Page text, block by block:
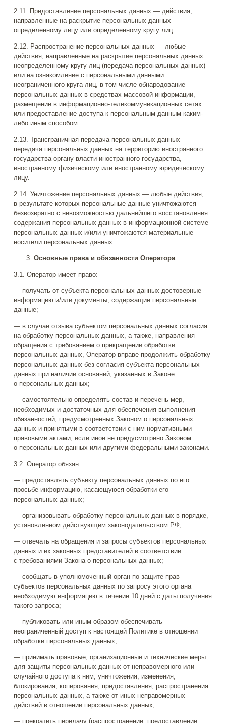
2.11. Предоставление персональных данных — действия,
направленные на раскрытие персональных данных
определенному лицу или определенному кругу лиц.
2.12. Распространение персональных данных — любые
действия, направленные на раскрытие персональных данных
неопределенному кругу лиц (передача персональных данных)
или на ознакомление с персональными данными
неограниченного круга лиц, в том числе обнародование
персональных данных в средствах массовой информации,
размещение в информационно-телекоммуникационных сетях
или предоставление доступа к персональным данным каким-
либо иным способом.
2.13. Трансграничная передача персональных данных —
передача персональных данных на территорию иностранного
государства органу власти иностранного государства,
иностранному физическому или иностранному юридическому
лицу.
2.14. Уничтожение персональных данных — любые действия,
в результате которых персональные данные уничтожаются
безвозвратно с невозможностью дальнейшего восстановления
содержания персональных данных в информационной системе
персональных данных и/или уничтожаются материальные
носители персональных данных.
Основные права и обязанности Оператора
3.1. Оператор имеет право:
— получать от субъекта персональных данных достоверные
информацию и/или документы, содержащие персональные
данные;
— в случае отзыва субъектом персональных данных согласия
на обработку персональных данных, а также, направления
обращения с требованием о прекращении обработки
персональных данных, Оператор вправе продолжить обработку
персональных данных без согласия субъекта персональных
данных при наличии оснований, указанных в Законе
о персональных данных;
— самостоятельно определять состав и перечень мер,
необходимых и достаточных для обеспечения выполнения
обязанностей, предусмотренных Законом о персональных
данных и принятыми в соответствии с ним нормативными
правовыми актами, если иное не предусмотрено Законом
о персональных данных или другими федеральными законами.
3.2. Оператор обязан:
— предоставлять субъекту персональных данных по его
просьбе информацию, касающуюся обработки его
персональных данных;
— организовывать обработку персональных данных в порядке,
установленном действующим законодательством РФ;
— отвечать на обращения и запросы субъектов персональных
данных и их законных представителей в соответствии
с требованиями Закона о персональных данных;
— сообщать в уполномоченный орган по защите прав
субъектов персональных данных по запросу этого органа
необходимую информацию в течение 10 дней с даты получения
такого запроса;
— публиковать или иным образом обеспечивать
неограниченный доступ к настоящей Политике в отношении
обработки персональных данных;
— принимать правовые, организационные и технические меры
для защиты персональных данных от неправомерного или
случайного доступа к ним, уничтожения, изменения,
блокирования, копирования, предоставления, распространения
персональных данных, а также от иных неправомерных
действий в отношении персональных данных;
— прекратить передачу (распространение, предоставление,